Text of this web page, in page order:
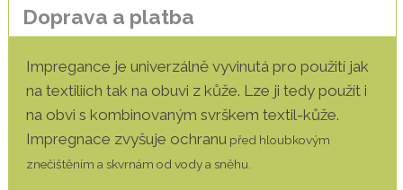
Doprava a platba
Impregance je univerzálně vyvinutá pro použití jak
na textiliích tak na obuvi z kůže. Lze ji tedy použít i
na obvi s kombinovaným svrškem textil-kůže.
Impregnace zvyšuje ochranu před hloubkovým
znečištěním a skvrnám od vody a sněhu.